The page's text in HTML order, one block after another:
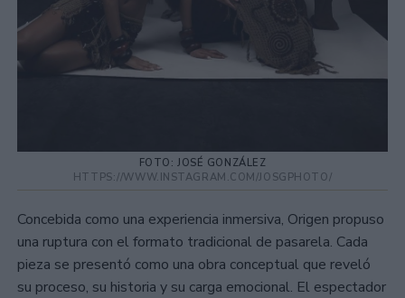
FOTO: JOSÉ GONZÁLEZ
HTTPS://WWW.INSTAGRAM.COM/JOSGPHOTO/
Concebida como una experiencia inmersiva, Origen propuso
una ruptura con el formato tradicional de pasarela. Cada
pieza se presentó como una obra conceptual que reveló
su proceso, su historia y su carga emocional. El espectador